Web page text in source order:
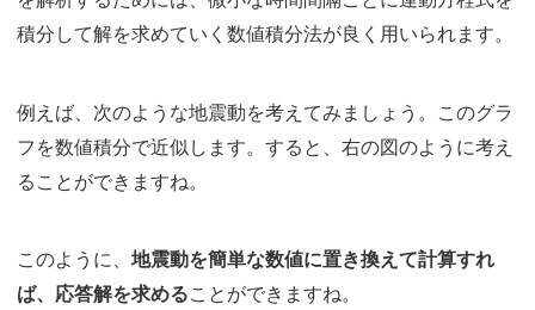
積分して解を求めていく数値積分法が良く用いられます。
例えば、次のような地震動を考えてみましょう。このグラ
フを数値積分で近似します。すると、右の図のように考え
ることができますね。
このように、 地震動を簡単な数値に置き換えて計算すれ
ば、応答解を求めることができますね。